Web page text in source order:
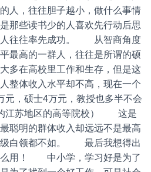
人，往往胆子越小，做什么事情
那些读书少的人喜欢先行动后思
人往往率先成功。 从智商角度
最高的一群人，往往是所谓的硕
多在高校里工作和生存，但是这
整体收入水平却不高，现在一个
元，硕士4万元，教授也多半不会
江苏地区的高等院校） 这是
聪明的群体收入却远远不是最高
级白领都不如。 最后我想得出
么用！ 中小学，学习好是为了